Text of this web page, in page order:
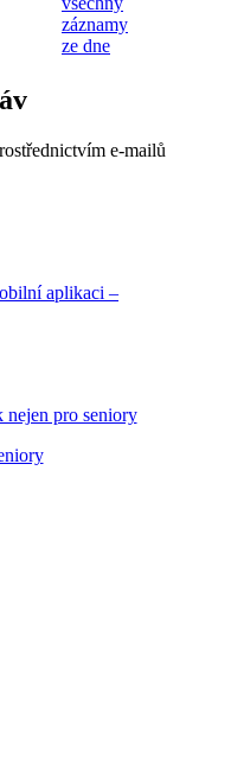
záznamy
ze dne
e-mailů
aplikaci –
nejen pro seniory